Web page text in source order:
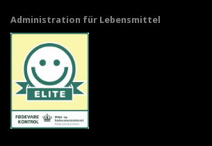
Administration für Lebensmittel